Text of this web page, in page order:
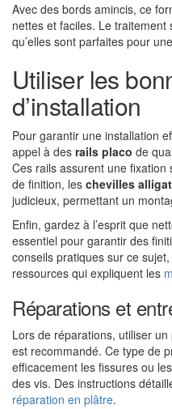
Avec des bords amincis, ce
nettes et faciles. Le
qu’elles sont parfaites pour
Utiliser les
d’installation
Pour garantir une installation
appel à des rails placo de
Ces rails assurent une
de finition, les chevilles
judicieux, permettant un
Enfin, gardez à l’esprit que
essentiel pour garantir des
conseils pratiques sur ce
ressources qui expliquent les
Réparations et
Lors de réparations, utiliser un
est recommandé. Ce type de
efficacement les fissures ou
des vis. Des instructions
réparation en plâtre.